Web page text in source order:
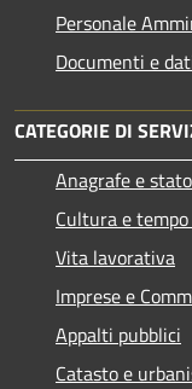
Personale
Documenti e
CATEGORIE DI
Anagrafe e
Cultura e
Vita lavorativa
Imprese e
Appalti pubblici
Catasto e